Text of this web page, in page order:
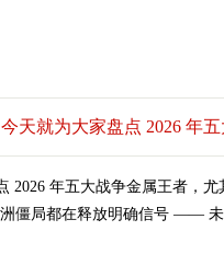
天就为大家盘点 2026 年
年五大战争金属王者，
僵局都在释放明确信号 ——